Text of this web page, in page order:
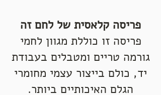
פריסה קלאסית של לחם זה
פריסה זו כוללת מגוון לחמי
גורמה טריים ומטבלים בעבודת
יד, כולם בייצור עצמי מחומרי
הגלם האיכותיים ביותר.